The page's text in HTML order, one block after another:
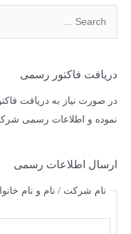
دریافت فاکتور رسمی
در صورت نیاز به دریافت
نموده و اطلاعات رسمی
ارسال اطلاعات رسمی
نام شرکت / نام و نام